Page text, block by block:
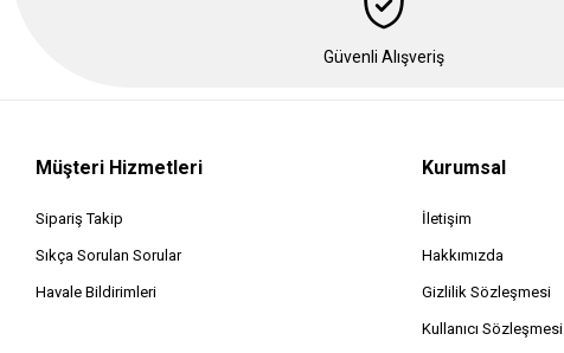
Güvenli Alışveriş
Müşteri Hizmetleri
Sipariş Takip
Sıkça Sorulan Sorular
Havale Bildirimleri
Kurumsal
İletişim
Hakkımızda
Gizlilik Sözleşmesi
Kullanıcı Sözleşmesi